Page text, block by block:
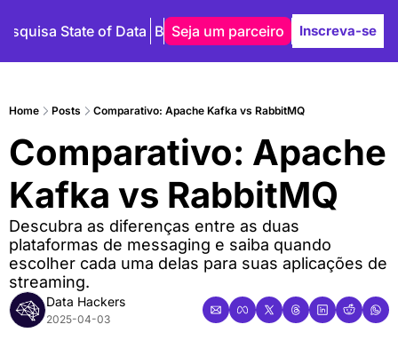
State of Data Blog Autores
Seja um parceiro Inscreva-se
Home Posts Comparativo: Apache Kafka vs RabbitMQ
Comparativo: Apache
Kafka vs RabbitMQ
Descubra as diferenças entre as duas
plataformas de messaging e saiba quando
escolher cada uma delas para suas aplicações de
streaming.
Data Hackers
2025-04-03